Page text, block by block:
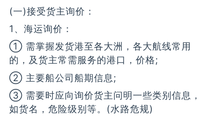
(一)接受货主询价：
1、海运询价：
① 需掌握发货港至各大洲，各大航线常用
的，及货主常需服务的港口，价格;
② 主要船公司船期信息;
③ 需要时应向询价货主问明一些类别信息，
如货名，危险级别等。(水路危规)